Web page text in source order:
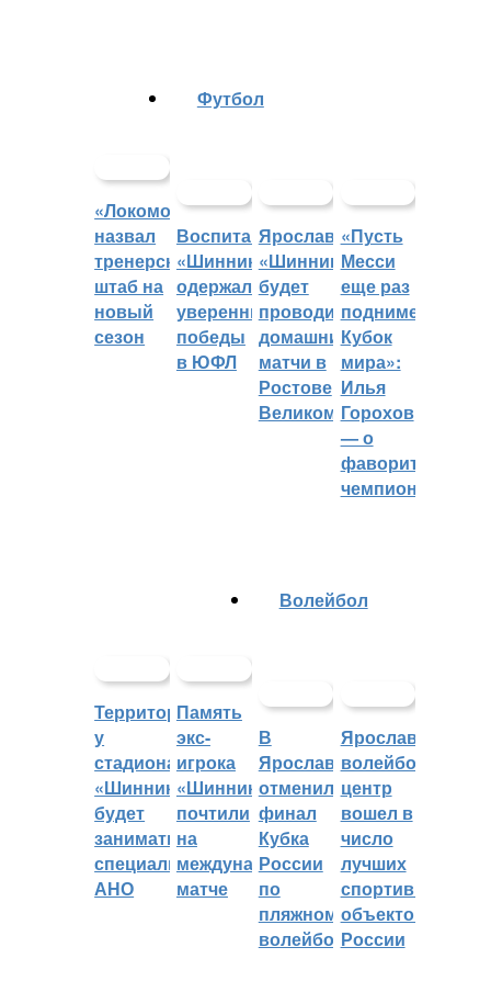
«Локомотив»
назвал
тренерский
штаб на
новый
сезон
Футбол
Воспитанники
«Шинника»
одержали
уверенные
победы
в ЮФЛ
Ярославский
«Шинник»
будет
проводить
домашние
матчи в
Ростове
Великом
«Пусть
Месси
еще раз
поднимет
Кубок
мира»:
Илья
Горохов
— о
фаворитах
чемпионата
Территорией
у
стадиона
«Шинник»
будет
заниматься
специальное
АНО
Память
экс-
игрока
«Шинника»
почтили
на
международном
матче
Волейбол
В
Ярославле
отменили
финал
Кубка
России
по
пляжному
волейболу
Ярославский
волейбольный
центр
вошел в
число
лучших
спортивных
объектов
России